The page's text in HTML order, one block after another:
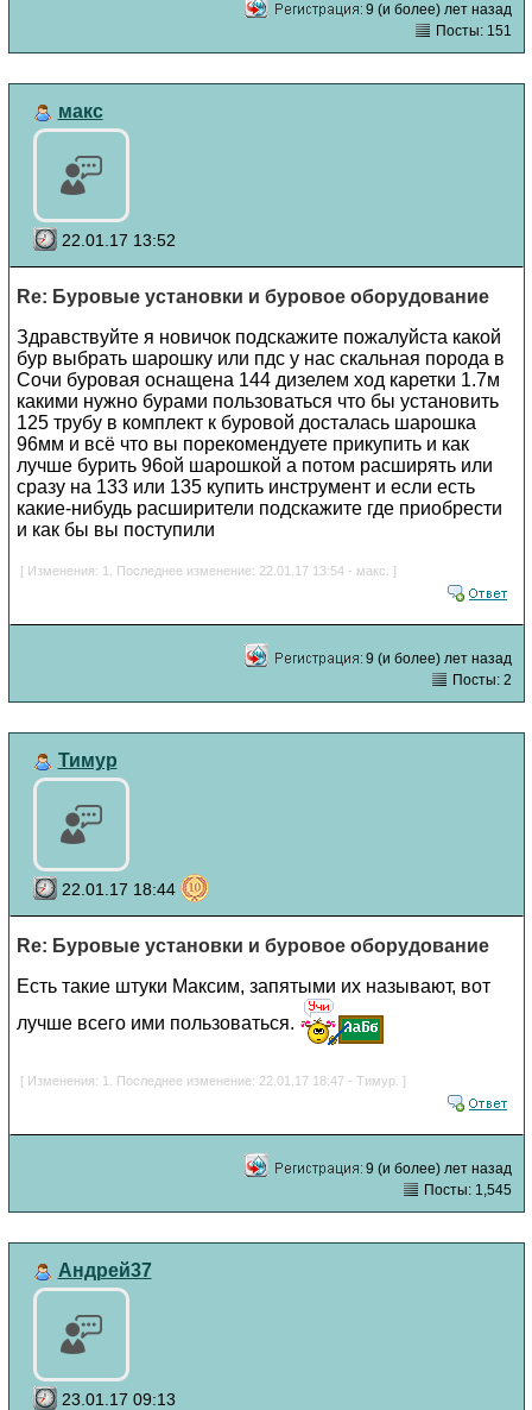
9 (и более) лет назад
Посты: 151
макс
22.01.17 13:52
Re: Буровые установки и буровое оборудование
Здравствуйте я новичок подскажите пожалуйста какой
бур выбрать шарошку или пдс у нас скальная порода в
Сочи буровая оснащена 144 дизелем ход каретки 1.7м
какими нужно бурами пользоваться что бы установить
125 трубу в комплект к буровой досталась шарошка
96мм и всё что вы порекомендуете прикупить и как
лучше бурить 96ой шарошкой а потом расширять или
сразу на 133 или 135 купить инструмент и если есть
какие-нибудь расширители подскажите где приобрести
и как бы вы поступили
[ Изменения: 1. Последнее изменение: 22.01.17 13:54 - макс. ]
9 (и более) лет назад
Посты: 2
Тимур
22.01.17 18:44
Re: Буровые установки и буровое оборудование
Есть такие штуки Максим, запятыми их называют, вот
лучше всего ими пользоваться.
[ Изменения: 1. Последнее изменение: 22.01.17 18:47 - Тимур. ]
9 (и более) лет назад
Посты: 1,545
Андрей37
23.01.17 09:13